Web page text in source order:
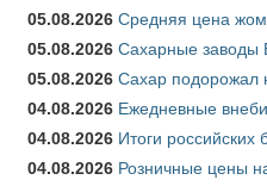
05.08.2026 Средняя цена
05.08.2026 Сахарные заводы
05.08.2026 Сахар подорожал
04.08.2026 Ежедневные
04.08.2026 Итоги российских
04.08.2026 Розничные цены